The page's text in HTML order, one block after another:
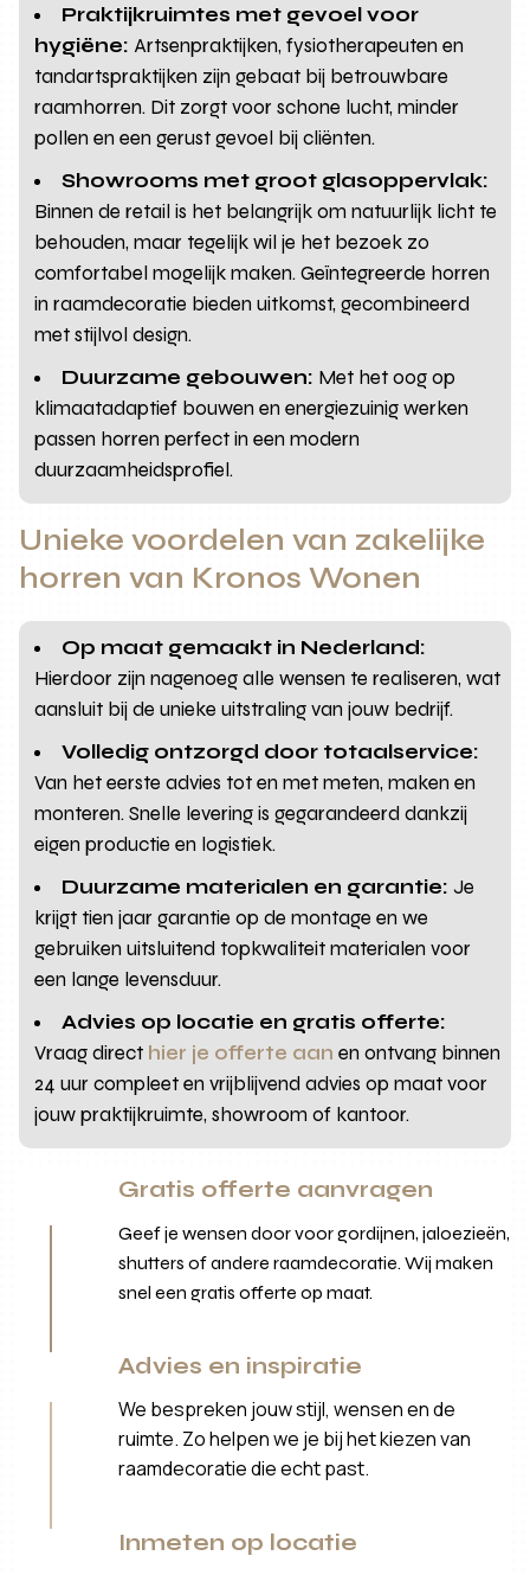
Praktijkruimtes met gevoel voor
hygiëne: Artsenpraktijken, fysiotherapeuten en
tandartspraktijken zijn gebaat bij betrouwbare
raamhorren. Dit zorgt voor schone lucht, minder
pollen en een gerust gevoel bij cliënten.
Showrooms met groot glasoppervlak:
Binnen de retail is het belangrijk om natuurlijk licht te
behouden, maar tegelijk wil je het bezoek zo
comfortabel mogelijk maken. Geïntegreerde horren
in raamdecoratie bieden uitkomst, gecombineerd
met stijlvol design.
Duurzame gebouwen: Met het oog op
klimaatadaptief bouwen en energiezuinig werken
passen horren perfect in een modern
duurzaamheidsprofiel.
Unieke voordelen van zakelijke
horren van Kronos Wonen
Op maat gemaakt in Nederland:
Hierdoor zijn nagenoeg alle wensen te realiseren, wat
aansluit bij de unieke uitstraling van jouw bedrijf.
Volledig ontzorgd door totaalservice:
Van het eerste advies tot en met meten, maken en
monteren. Snelle levering is gegarandeerd dankzij
eigen productie en logistiek.
Duurzame materialen en garantie: Je
krijgt tien jaar garantie op de montage en we
gebruiken uitsluitend topkwaliteit materialen voor
een lange levensduur.
Advies op locatie en gratis offerte:
Vraag direct hier je offerte aan en ontvang binnen
24 uur compleet en vrijblijvend advies op maat voor
jouw praktijkruimte, showroom of kantoor.
Gratis offerte aanvragen
Geef je wensen door voor gordijnen, jaloezieën,
shutters of andere raamdecoratie. Wij maken
snel een gratis offerte op maat.
Advies en inspiratie
We bespreken jouw stijl, wensen en de
ruimte. Zo helpen we je bij het kiezen van
raamdecoratie die echt past.
Inmeten op locatie